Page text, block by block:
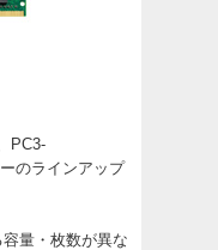
PC3-
のラインアップ
量・枚数が異な